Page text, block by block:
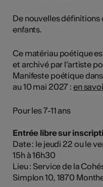
De nouvelles définitions
enfants.
Ce matériau poétique
et archivé par l’artiste
Manifeste poétique
au 10 mai 2027 : en
Pour les 7-11 ans
Entrée libre sur
Date : le jeudi 22 ou le
15h à 16h30
Lieu : Service de la
Simplon 10, 1870